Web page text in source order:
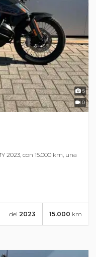
5
0
2023, con 15.000 km, una
15.000 km
del 2023